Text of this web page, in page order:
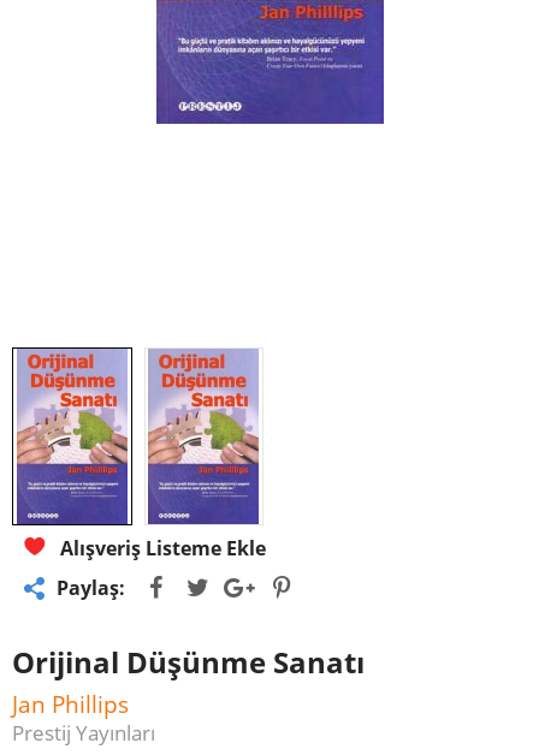
Alışveriş Listeme Ekle
Paylaş:
Orijinal Düşünme Sanatı
Jan Phillips
Prestij Yayınları